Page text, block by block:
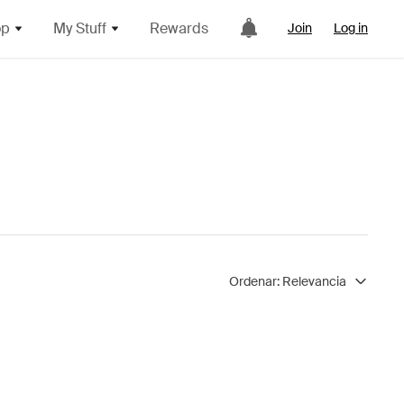
My Stuff Rewards Join Log in
Ordenar: Relevancia